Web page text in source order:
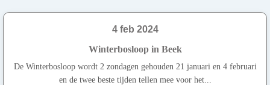
4 feb 2024
Winterbosloop in Beek
De Winterbosloop wordt 2 zondagen gehouden 21 januari en 4 februari
en de twee beste tijden tellen mee voor het...